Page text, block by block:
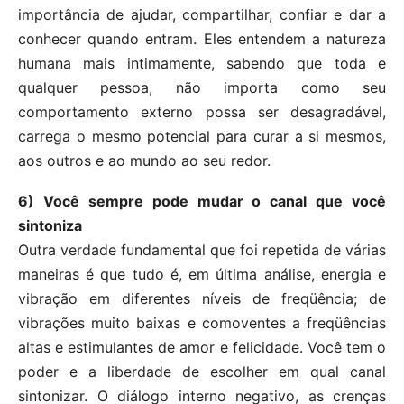
importância de ajudar, compartilhar, confiar e dar a
conhecer quando entram. Eles entendem a natureza
humana mais intimamente, sabendo que toda e
qualquer pessoa, não importa como seu
comportamento externo possa ser desagradável,
carrega o mesmo potencial para curar a si mesmos,
aos outros e ao mundo ao seu redor.
6) Você sempre pode mudar o canal que você
sintoniza
Outra verdade fundamental que foi repetida de várias
maneiras é que tudo é, em última análise, energia e
vibração em diferentes níveis de freqüência; de
vibrações muito baixas e comoventes a freqüências
altas e estimulantes de amor e felicidade. Você tem o
poder e a liberdade de escolher em qual canal
sintonizar. O diálogo interno negativo, as crenças